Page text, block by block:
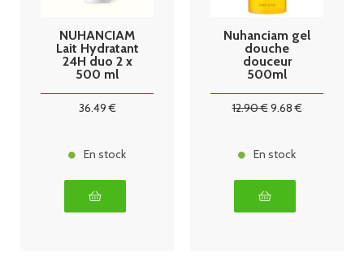
NUHANCIAM
Lait Hydratant
24H duo 2 x
500 ml
36.49€
En stock
Nuhanciam gel
douche
douceur
500ml
12.90€9.68€
En stock